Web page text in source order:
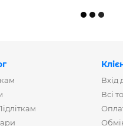
Вхід
Всі